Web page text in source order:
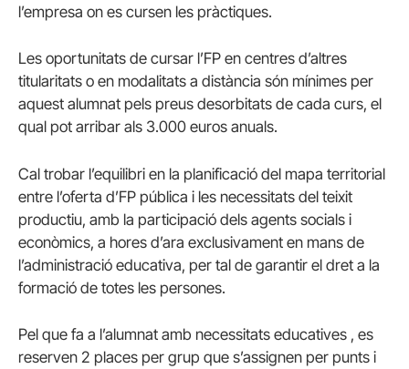
l’empresa on es cursen les pràctiques.
Les oportunitats de cursar l’FP en centres d’altres
titularitats o en modalitats a distància són mínimes per
aquest alumnat pels preus desorbitats de cada curs, el
qual pot arribar als 3.000 euros anuals.
Cal trobar l’equilibri en la planificació del mapa territorial
entre l’oferta d’FP pública i les necessitats del teixit
productiu, amb la participació dels agents socials i
econòmics, a hores d’ara exclusivament en mans de
l’administració educativa, per tal de garantir el dret a la
formació de totes les persones.
Pel que fa a l’alumnat amb necessitats educatives , es
reserven 2 places per grup que s’assignen per punts i